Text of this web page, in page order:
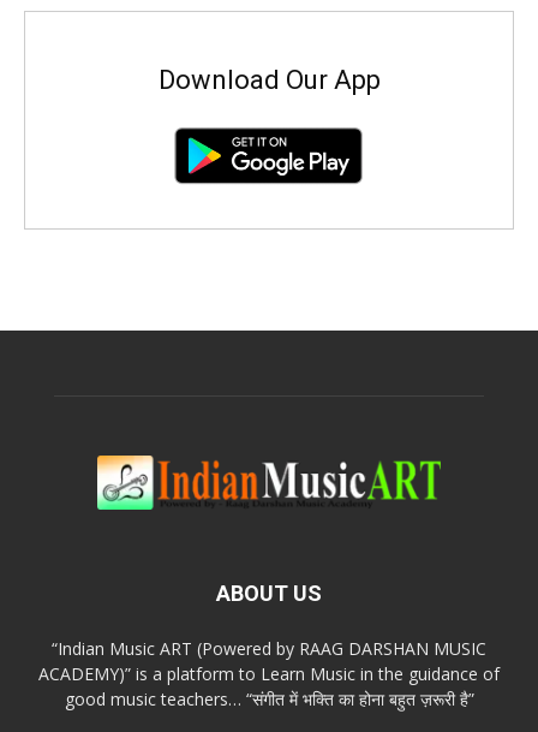
Download Our App
ABOUT US
“Indian Music ART (Powered by RAAG DARSHAN MUSIC
ACADEMY)” is a platform to Learn Music in the guidance of
good music teachers… “संगीत में भक्ति का होना बहुत ज़रूरी है”